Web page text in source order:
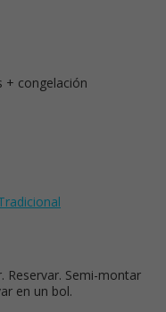
+ congelación
Reservar. Semi-montar
en un bol.